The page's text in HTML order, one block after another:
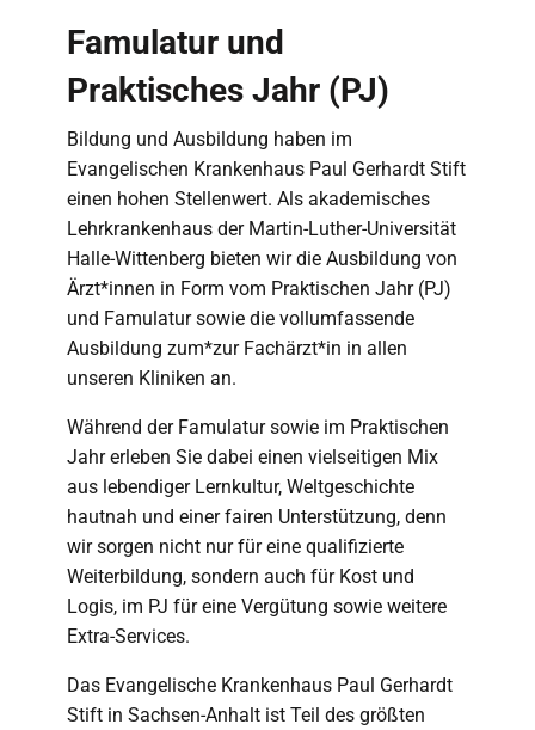
personenbezogene Daten an Drittplattformen
übermittelt werden. Mehr dazu in unserer
Datenschutzerklärung
Famulatur und
Praktisches Jahr (PJ)
Bildung und Ausbildung haben im
Evangelischen Krankenhaus Paul Gerhardt Stift
einen hohen Stellenwert. Als akademisches
Lehrkrankenhaus der Martin-Luther-Universität
Halle-Wittenberg bieten wir die Ausbildung von
Ärzt*innen in Form vom Praktischen Jahr (PJ)
und Famulatur sowie die vollumfassende
Ausbildung zum*zur Fachärzt*in in allen
unseren Kliniken an.
Während der Famulatur sowie im Praktischen
Jahr erleben Sie dabei einen vielseitigen Mix
aus lebendiger Lernkultur, Weltgeschichte
hautnah und einer fairen Unterstützung, denn
wir sorgen nicht nur für eine qualifizierte
Weiterbildung, sondern auch für Kost und
Logis, im PJ für eine Vergütung sowie weitere
Extra-Services.
Das Evangelische Krankenhaus Paul Gerhardt
Stift in Sachsen-Anhalt ist Teil des größten